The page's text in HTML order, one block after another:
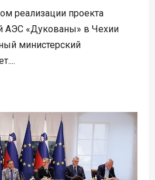
реализации проекта
АЭС «Дукованы» в Чехии
министерский